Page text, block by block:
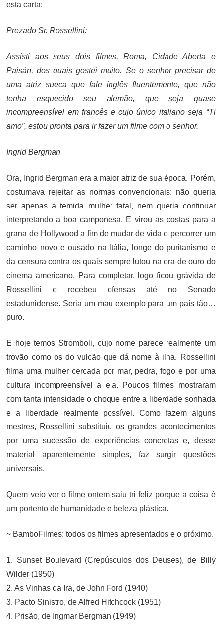
esta carta:
Prezado Sr. Rossellini:
Assisti aos seus dois filmes, Roma, Cidade Aberta e
Paisán, dos quais gostei muito. Se o senhor precisar de
uma atriz sueca que fale inglês fluentemente, que não
tenha esquecido seu alemão, que seja quase
incompreensível em francês e cujo único italiano seja “Ti
amo”, estou pronta para ir fazer um filme com o senhor.
Ingrid Bergman
Ora, Ingrid Bergman era a maior atriz de sua época. Porém,
costumava rejeitar as normas convencionais: não queria
ser apenas a temida mulher fatal, nem queria continuar
interpretando a boa camponesa. E virou as costas para a
grana de Hollywood a fim de mudar de vida e percorrer um
caminho novo e ousado na Itália, longe do puritanismo e
da censura contra os quais sempre lutou na era de ouro do
cinema americano. Para completar, logo ficou grávida de
Rossellini e recebeu ofensas até no Senado
estadunidense. Seria um mau exemplo para um país tão…
puro.
E hoje temos Stromboli, cujo nome parece realmente um
trovão como os do vulcão que dá nome à ilha. Rossellini
filma uma mulher cercada por mar, pedra, fogo e por uma
cultura incompreensível a ela. Poucos filmes mostraram
com tanta intensidade o choque entre a liberdade sonhada
e a liberdade realmente possível. Como fazem alguns
mestres, Rossellini substituiu os grandes acontecimentos
por uma sucessão de experiências concretas e, desse
material aparentemente simples, faz surgir questões
universais.
Quem veio ver o filme ontem saiu tri feliz porque a coisa é
um portento de humanidade e beleza plástica.
~ BamboFilmes: todos os filmes apresentados e o próximo.
1. Sunset Boulevard (Crepúsculos dos Deuses), de Billy
Wilder (1950)
2. As Vinhas da Ira, de John Ford (1940)
3. Pacto Sinistro, de Alfred Hitchcock (1951)
4. Prisão, de Ingmar Bergman (1949)